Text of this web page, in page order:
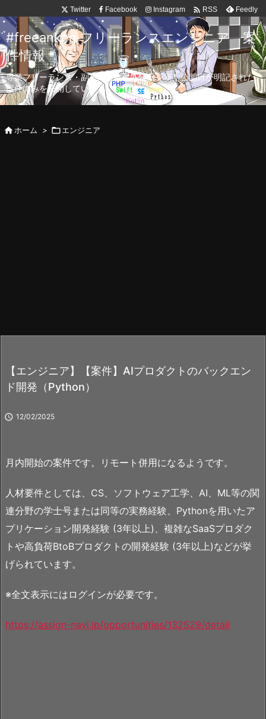
Twitter Facebook Instagram  RSS Feedly
#freeanken フリーランスエンジニア 案
件情報
専業フリーランス・副業向け案件を毎日更新！公開日が明記された
案件のみを公開しています。
ホーム > エンジニア
【エンジニア】【案件】AIプロダクトのバックエン
ド開発（Python）
 12/02/2025
月内開始の案件です。リモート併用になるようです。
人材要件としては、CS、ソフトウェア工学、AI、ML等の関
連分野の学士号または同等の実務経験、Pythonを用いたア
プリケーション開発経験 (3年以上)、複雑なSaaSプロダク
トや高負荷BtoBプロダクトの開発経験 (3年以上)などが挙
げられています。
※全文表示にはログインが必要です。
https://assign-navi.jp/opportunities/132529/detail